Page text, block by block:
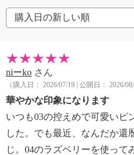
niーko さん
（購入日： 2026/07/19 | 公開日： 2026/08/
華やかな印象になります
いつも03の控えめで可愛いピ
した。でも最近、なんだか還
じ。04のラズベリーを使って